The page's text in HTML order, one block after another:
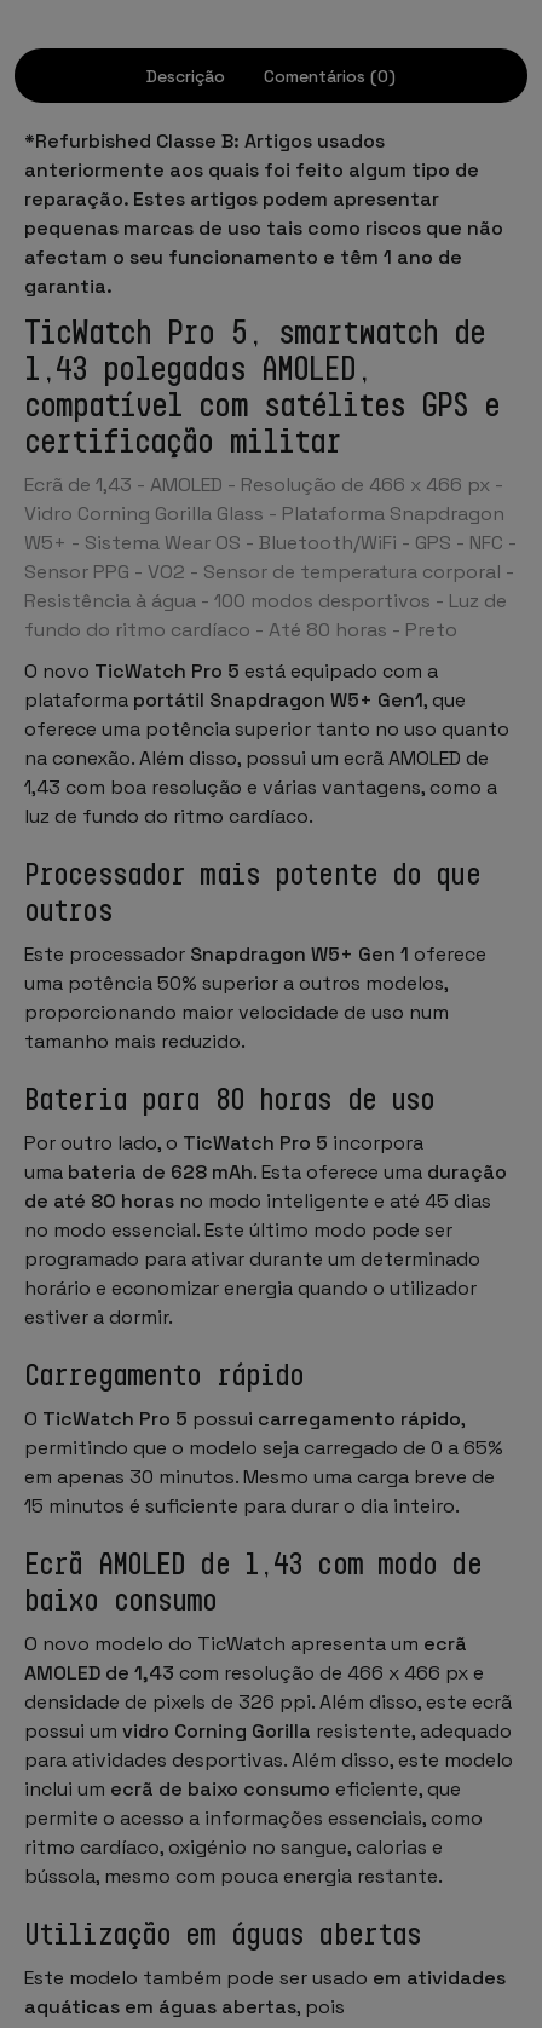
Descrição Comentários (0)
*Refurbished Classe B: Artigos usados
anteriormente aos quais foi feito algum tipo de
reparação. Estes artigos podem apresentar
pequenas marcas de uso tais como riscos que não
afectam o seu funcionamento e têm 1 ano de
garantia.
TicWatch Pro 5, smartwatch de
1,43 polegadas AMOLED,
compatível com satélites GPS e
certificação militar
Ecrã de 1,43 - AMOLED - Resolução de 466 x 466 px -
Vidro Corning Gorilla Glass - Plataforma Snapdragon
W5+ - Sistema Wear OS - Bluetooth/WiFi - GPS - NFC -
Sensor PPG - VO2 - Sensor de temperatura corporal -
Resistência à água - 100 modos desportivos - Luz de
fundo do ritmo cardíaco - Até 80 horas - Preto
O novo TicWatch Pro 5 está equipado com a
plataforma portátil Snapdragon W5+ Gen1, que
oferece uma potência superior tanto no uso quanto
na conexão. Além disso, possui um ecrã AMOLED de
1,43 com boa resolução e várias vantagens, como a
luz de fundo do ritmo cardíaco.
Processador mais potente do que
outros
Este processador Snapdragon W5+ Gen 1 oferece
uma potência 50% superior a outros modelos,
proporcionando maior velocidade de uso num
tamanho mais reduzido.
Bateria para 80 horas de uso
Por outro lado, o TicWatch Pro 5 incorpora
uma bateria de 628 mAh. Esta oferece uma duração
de até 80 horas no modo inteligente e até 45 dias
no modo essencial. Este último modo pode ser
programado para ativar durante um determinado
horário e economizar energia quando o utilizador
estiver a dormir.
Carregamento rápido
O TicWatch Pro 5 possui carregamento rápido,
permitindo que o modelo seja carregado de 0 a 65%
em apenas 30 minutos. Mesmo uma carga breve de
15 minutos é suficiente para durar o dia inteiro.
Ecrã AMOLED de 1,43 com modo de
baixo consumo
O novo modelo do TicWatch apresenta um ecrã
AMOLED de 1,43 com resolução de 466 x 466 px e
densidade de pixels de 326 ppi. Além disso, este ecrã
possui um vidro Corning Gorilla resistente, adequado
para atividades desportivas. Além disso, este modelo
inclui um ecrã de baixo consumo eficiente, que
permite o acesso a informações essenciais, como
ritmo cardíaco, oxigénio no sangue, calorias e
bússola, mesmo com pouca energia restante.
Utilização em águas abertas
Este modelo também pode ser usado em atividades
aquáticas em águas abertas, pois